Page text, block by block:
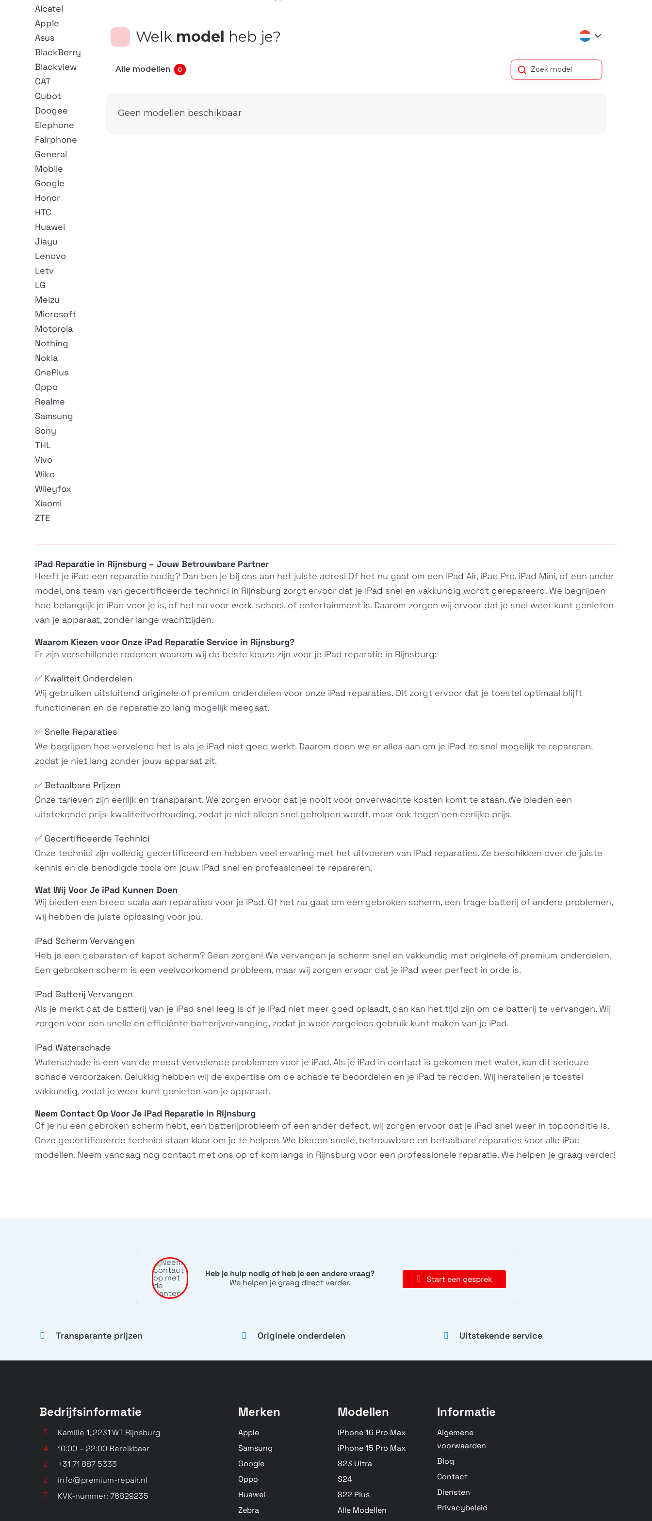
Alcatel
Apple
Asus
BlackBerry
Blackview
CAT
Cubot
Doogee
Elephone
Fairphone
General
Mobile
Google
Honor
HTC
Huawei
Jiayu
Lenovo
Letv
LG
Meizu
Microsoft
Motorola
Nothing
Nokia
OnePlus
Oppo
Realme
Samsung
Sony
THL
Vivo
Wiko
Wileyfox
Xiaomi
ZTE
Welk model heb je?
Alle modellen 0
Geen modellen beschikbaar
iPad Reparatie in Rijnsburg – Jouw Betrouwbare Partner
Heeft je iPad een reparatie nodig? Dan ben je bij ons aan het juiste adres! Of het nu gaat om een iPad Air, iPad Pro, iPad Mini, of een ander
model, ons team van gecertificeerde technici in Rijnsburg zorgt ervoor dat je iPad snel en vakkundig wordt gerepareerd. We begrijpen
hoe belangrijk je iPad voor je is, of het nu voor werk, school, of entertainment is. Daarom zorgen wij ervoor dat je snel weer kunt genieten
van je apparaat, zonder lange wachttijden.
Waarom Kiezen voor Onze iPad Reparatie Service in Rijnsburg?
Er zijn verschillende redenen waarom wij de beste keuze zijn voor je iPad reparatie in Rijnsburg:
✅ Kwaliteit Onderdelen
Wij gebruiken uitsluitend originele of premium onderdelen voor onze iPad reparaties. Dit zorgt ervoor dat je toestel optimaal blijft
functioneren en de reparatie zo lang mogelijk meegaat.
✅ Snelle Reparaties
We begrijpen hoe vervelend het is als je iPad niet goed werkt. Daarom doen we er alles aan om je iPad zo snel mogelijk te repareren,
zodat je niet lang zonder jouw apparaat zit.
✅ Betaalbare Prijzen
Onze tarieven zijn eerlijk en transparant. We zorgen ervoor dat je nooit voor onverwachte kosten komt te staan. We bieden een
uitstekende prijs-kwaliteitverhouding, zodat je niet alleen snel geholpen wordt, maar ook tegen een eerlijke prijs.
✅ Gecertificeerde Technici
Onze technici zijn volledig gecertificeerd en hebben veel ervaring met het uitvoeren van iPad reparaties. Ze beschikken over de juiste
kennis en de benodigde tools om jouw iPad snel en professioneel te repareren.
Wat Wij Voor Je iPad Kunnen Doen
Wij bieden een breed scala aan reparaties voor je iPad. Of het nu gaat om een gebroken scherm, een trage batterij of andere problemen,
wij hebben de juiste oplossing voor jou.
iPad Scherm Vervangen
Heb je een gebarsten of kapot scherm? Geen zorgen! We vervangen je scherm snel en vakkundig met originele of premium onderdelen.
Een gebroken scherm is een veelvoorkomend probleem, maar wij zorgen ervoor dat je iPad weer perfect in orde is.
iPad Batterij Vervangen
Als je merkt dat de batterij van je iPad snel leeg is of je iPad niet meer goed oplaadt, dan kan het tijd zijn om de batterij te vervangen. Wij
zorgen voor een snelle en efficiënte batterijvervanging, zodat je weer zorgeloos gebruik kunt maken van je iPad.
iPad Waterschade
Waterschade is een van de meest vervelende problemen voor je iPad. Als je iPad in contact is gekomen met water, kan dit serieuze
schade veroorzaken. Gelukkig hebben wij de expertise om de schade te beoordelen en je iPad te redden. Wij herstellen je toestel
vakkundig, zodat je weer kunt genieten van je apparaat.
Neem Contact Op Voor Je iPad Reparatie in Rijnsburg
Of je nu een gebroken scherm hebt, een batterijprobleem of een ander defect, wij zorgen ervoor dat je iPad snel weer in topconditie is.
Onze gecertificeerde technici staan klaar om je te helpen. We bieden snelle, betrouwbare en betaalbare reparaties voor alle iPad
modellen. Neem vandaag nog contactmet ons op of kom langs in Rijnsburg voor een professionele reparatie. We helpen je graag verder!
Heb je hulp nodig of heb je een andere vraag?
We helpen je graag direct verder.
Start een gesprek
Transparante prijzen Originele onderdelen Uitstekende service
Bedrijfsinformatie
Kamille 1, 2231 WT Rijnsburg
10:00 – 22:00 Bereikbaar
+31 71 887 5333
info@premium-repair.nl
KVK-nummer: 76829235
Merken
Apple
Samsung
Google
Oppo
Huawei
Zebra
Modellen
iPhone 16 Pro Max
iPhone 15 Pro Max
S23 Ultra
S24
S22 Plus
Alle Modellen
Informatie
Algemene
voorwaarden
Blog
Contact
Diensten
Privacybeleid